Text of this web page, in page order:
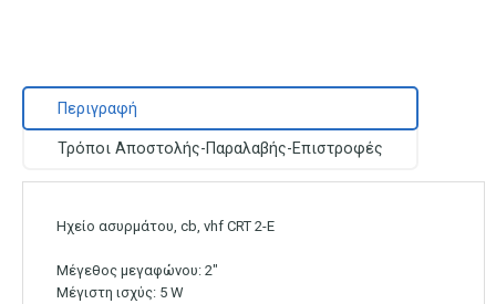
Περιγραφή
Τρόποι Αποστολής-Παραλαβής-Επιστροφές
Ηχείο ασυρμάτου, cb, vhf CRT 2-E
Μέγεθος μεγαφώνου: 2″
Μέγιστη ισχύς: 5 W